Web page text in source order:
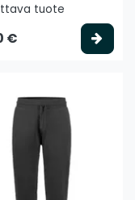
tuote
€